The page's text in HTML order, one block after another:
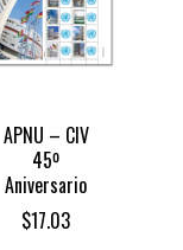
APNU – CIV
45º
Aniversario
$17.03